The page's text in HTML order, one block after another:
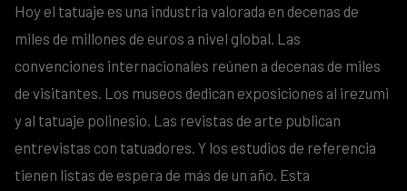
Hoy el tatuaje es una industria valorada en decenas de
miles de millones de euros a nivel global. Las
convenciones internacionales reúnen a decenas de miles
de visitantes. Los museos dedican exposiciones al irezumi
y al tatuaje polinesio. Las revistas de arte publican
entrevistas con tatuadores. Y los estudios de referencia
tienen listas de espera de más de un año. Esta